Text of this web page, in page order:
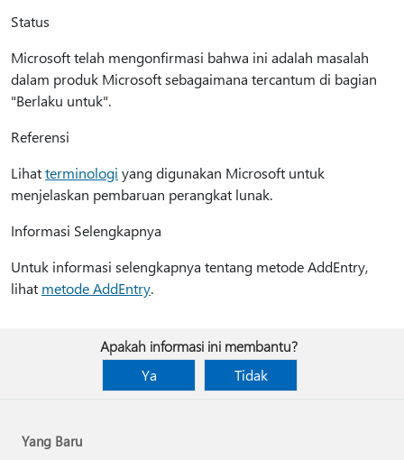
Status
Microsoft telah mengonfirmasi bahwa ini adalah masalah
dalam produk Microsoft sebagaimana tercantum di bagian
"Berlaku untuk".
Referensi
Lihatterminologi yang digunakan Microsoft untuk
menjelaskan pembaruan perangkat lunak.
Informasi Selengkapnya
Untuk informasi selengkapnya tentang metode AddEntry,
lihat metode AddEntry.
Apakah informasi ini membantu?
Ya
Tidak
Yang Baru